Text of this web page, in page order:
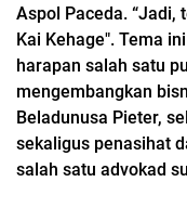
Aspol Paceda. “Jadi,
Kai Kehage". Tema
harapan salah satu
mengembangkan
Beladunusa Pieter,
sekaligus penasihat
salah satu advokad